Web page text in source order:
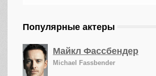
Популярные актеры
Майкл Фассбендер
Michael Fassbender